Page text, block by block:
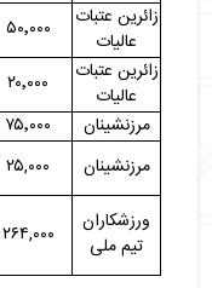
زائرین عتبات
عالیات
۵۰٬۰۰۰
زائرین عتبات
عالیات
۲۰٬۰۰۰
مرزنشینان
۷۵٬۰۰۰
مرزنشینان
۲۵,۰۰۰
ورزشکاران
تیم ملی
۲۶۴,۰۰۰